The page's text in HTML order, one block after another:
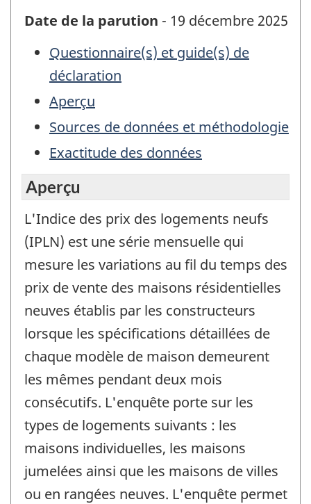
Date de la parution - 19 décembre 2025
Questionnaire(s) et guide(s) de
déclaration
Aperçu
Sources de données et méthodologie
Exactitude des données
Aperçu
L'Indice des prix des logements neufs
(IPLN) est une série mensuelle qui
mesure les variations au fil du temps des
prix de vente des maisons résidentielles
neuves établis par les constructeurs
lorsque les spécifications détaillées de
chaque modèle de maison demeurent
les mêmes pendant deux mois
consécutifs. L'enquête porte sur les
types de logements suivants : les
maisons individuelles, les maisons
jumelées ainsi que les maisons de villes
ou en rangées neuves. L'enquête permet